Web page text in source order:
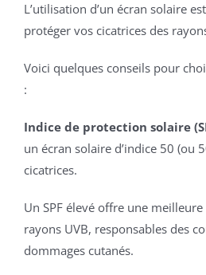
L’utilisation d’un écran solaire
protéger vos cicatrices des
Voici quelques conseils pour
:
Indice de protection solaire
un écran solaire d’indice 50 (ou
cicatrices.
Un SPF élevé offre une
rayons UVB, responsables des
dommages cutanés.